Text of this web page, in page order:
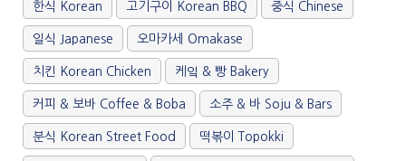
한식 Korean 고기구이 Korean BBQ 중식 Chinese
일식 Japanese 오마카세 Omakase
치킨 Korean Chicken 케잌 & 빵 Bakery
커피 & 보바 Coffee & Boba 소주 & 바 Soju & Bars
분식 Korean Street Food 떡볶이 Topokki